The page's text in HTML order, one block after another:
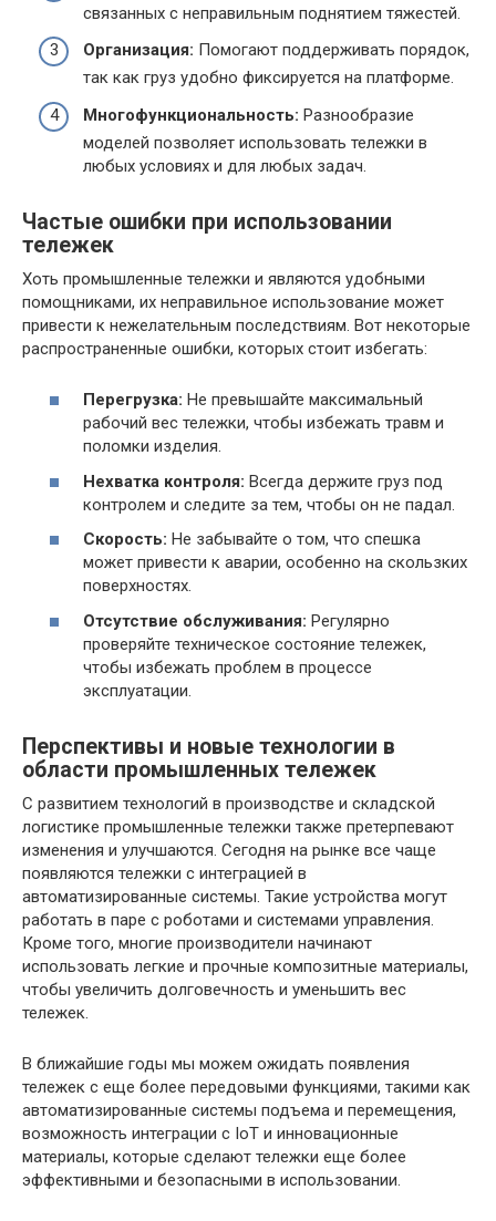
связанных с неправильным поднятием тяжестей.
Организация: Помогают поддерживать порядок,
так как груз удобно фиксируется на платформе.
Многофункциональность: Разнообразие
моделей позволяет использовать тележки в
любых условиях и для любых задач.
Частые ошибки при использовании
тележек
Хоть промышленные тележки и являются удобными
помощниками, их неправильное использование может
привести к нежелательным последствиям. Вот некоторые
распространенные ошибки, которых стоит избегать:
Перегрузка: Не превышайте максимальный
рабочий вес тележки, чтобы избежать травм и
поломки изделия.
Нехватка контроля: Всегда держите груз под
контролем и следите за тем, чтобы он не падал.
Скорость: Не забывайте о том, что спешка
может привести к аварии, особенно на скользких
поверхностях.
Отсутствие обслуживания: Регулярно
проверяйте техническое состояние тележек,
чтобы избежать проблем в процессе
эксплуатации.
Перспективы и новые технологии в
области промышленных тележек
С развитием технологий в производстве и складской
логистике промышленные тележки также претерпевают
изменения и улучшаются. Сегодня на рынке все чаще
появляются тележки с интеграцией в
автоматизированные системы. Такие устройства могут
работать в паре с роботами и системами управления.
Кроме того, многие производители начинают
использовать легкие и прочные композитные материалы,
чтобы увеличить долговечность и уменьшить вес
тележек.
В ближайшие годы мы можем ожидать появления
тележек с еще более передовыми функциями, такими как
автоматизированные системы подъема и перемещения,
возможность интеграции с IoT и инновационные
материалы, которые сделают тележки еще более
эффективными и безопасными в использовании.